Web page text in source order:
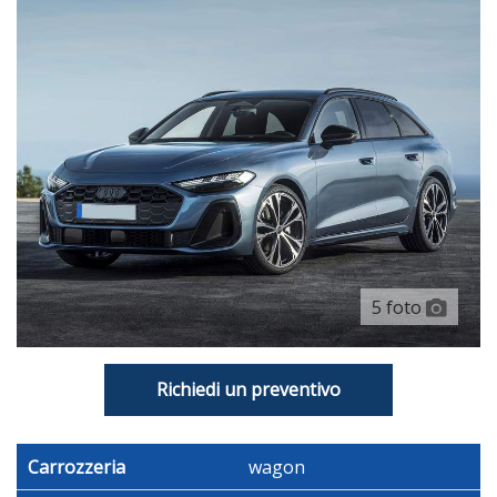
5 foto
Richiedi un preventivo
Carrozzeria
wagon
Climatizzatore Con Controlli Posteriori Climatizzatore A
Controllo Automatico
Comandi Ventilazione Secondari Sedile Pass. E Sedili Post.
Sistema Di Ventilazione Con Filtro Carboni Attivi Comandi
Touch Screen E Riscaldatore Motore
Servosterzo Ad Assistenza Variabile, Elettrico E
Cremagliera Variabile
Volante In Alluminio+pelle Reg. In Altezza, Reg. In
Profondità, Multifunzione E Comandi Touch
Portabicchiere Ai Sedili Anteriori
Colore Brillante Sulle Portiere E Tessuto Sul Cruscotto
Tappetini